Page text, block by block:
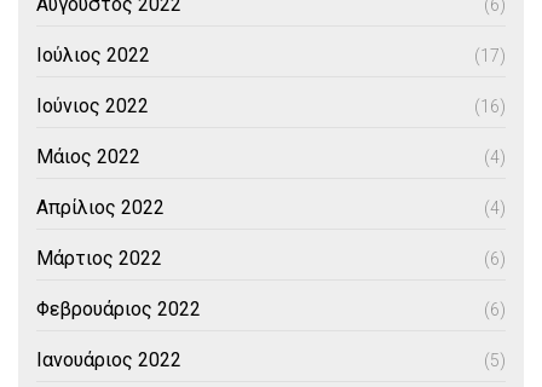
Αύγουστος 2022 (6)
Ιούλιος 2022 (17)
Ιούνιος 2022 (16)
Μάιος 2022 (4)
Απρίλιος 2022 (4)
Μάρτιος 2022 (6)
Φεβρουάριος 2022 (6)
Ιανουάριος 2022 (5)